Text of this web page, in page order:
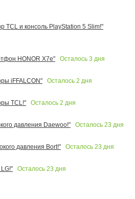
TCL и консоль PlayStation 5 Slim!"
HONOR X7e"
Осталось 3 дня
iFFALCON"
Осталось 2 дня
TCL!"
Осталось 2 дня
давления Daewoo!"
Осталось 23 дня
давления Bort!"
Осталось 23 дня
Осталось 23 дня